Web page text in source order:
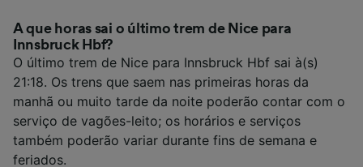
A que horas sai o último trem de Nice para
Innsbruck Hbf?
O último trem de Nice para Innsbruck Hbf sai à(s)
21:18. Os trens que saem nas primeiras horas da
manhã ou muito tarde da noite poderão contar com o
serviço de vagões-leito; os horários e serviços
também poderão variar durante fins de semana e
feriados.